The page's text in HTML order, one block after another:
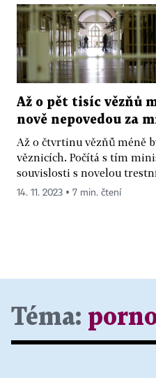
Až o pět tisíc vězňů
nově nepovedou za
Až o čtvrtinu vězňů méně
věznicích. Počítá s tím
souvislosti s novelou
14. 11. 2023 ▪ 7 min. čtení
Téma: